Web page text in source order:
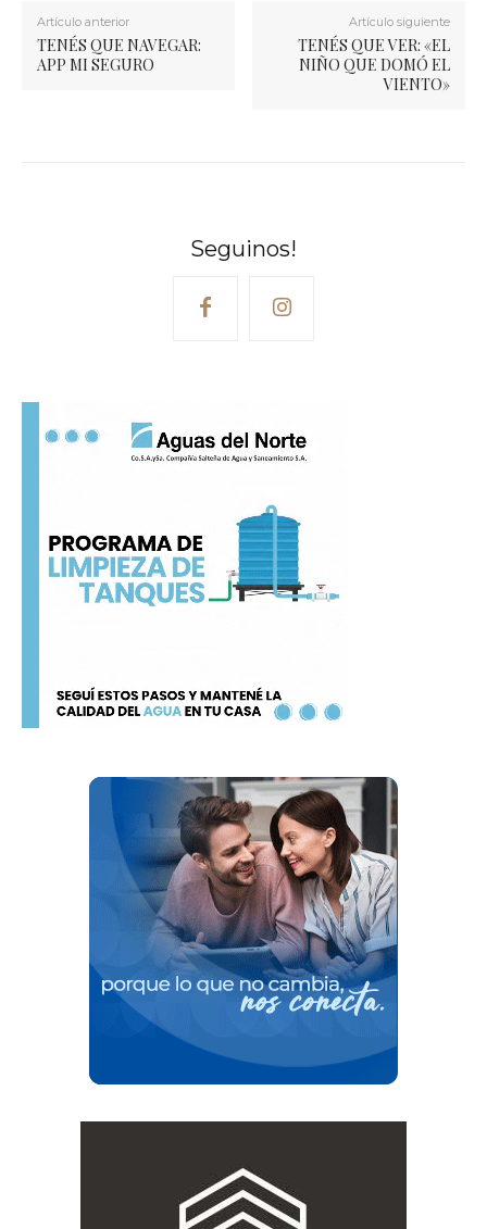
Artículo anterior
TENÉS QUE NAVEGAR:
APP MI SEGURO
Artículo siguiente
TENÉS QUE VER: «EL
NIÑO QUE DOMÓ EL
VIENTO»
Seguinos!